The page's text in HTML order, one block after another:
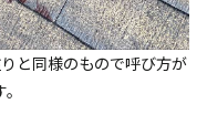
と同様のもので呼び方が